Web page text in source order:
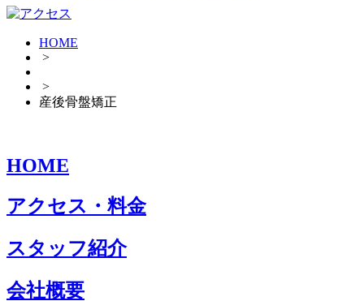
HOME
>
>
産後骨盤矯正
HOME
アクセス・料金
スタッフ紹介
会社概要